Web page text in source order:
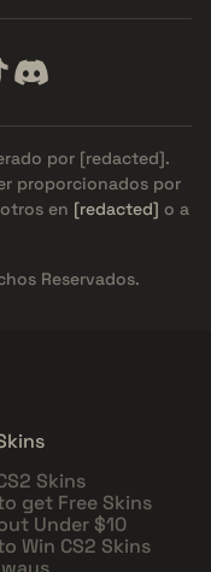
por [redacted].
proporcionados por
en [redacted] o a
Reservados.
Skins
get Free Skins
Under $10
Win CS2 Skins